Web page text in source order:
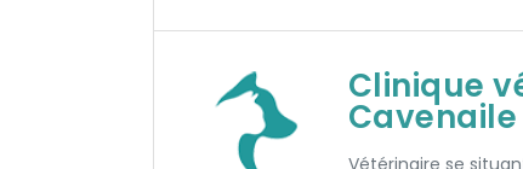
Clinique
Cavenaile
Vétérinaire se